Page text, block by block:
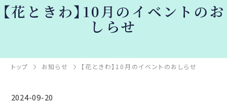
【花ときわ】10月のイベントのお
しらせ
トップ お知らせ 【花ときわ】10月のイベントのおしらせ
2024-09-20